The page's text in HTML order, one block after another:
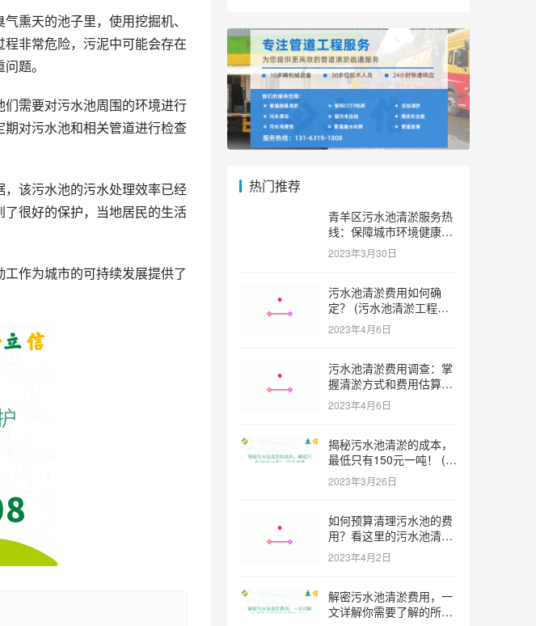
熏天的池子里，使用挖掘机、
非常危险，污泥中可能会存在
题。
需要对污水池周围的环境进行
对污水池和相关管道进行检查
该污水池的污水处理效率已经
很好的保护，当地居民的生活
作为城市的可持续发展提供了
热门推荐
青羊区污水池清淤服务热
线：保障城市环境健康和
可持续发展。 (青羊区污
水池清淤服务热线)
2023年3月30日
污水池清淤费用如何确
定？ (污水池清淤工程价
格多少)
2023年4月6日
污水池清淤费用调查：掌
握清淤方式和费用估算技
巧 (污水池清淤多少钱一
方米)
2023年4月6日
揭秘污水池清淤的成本，
最低只有150元一吨！ (污
水池清淤一米多少钱一吨)
2023年3月26日
如何预算清理污水池的费
用？看这里的污水池清淤
工程报价表范本！ (污水
池清淤工程报价表范本)
2023年4月2日
解密污水池清淤费用，一
文详解你需要了解的所有